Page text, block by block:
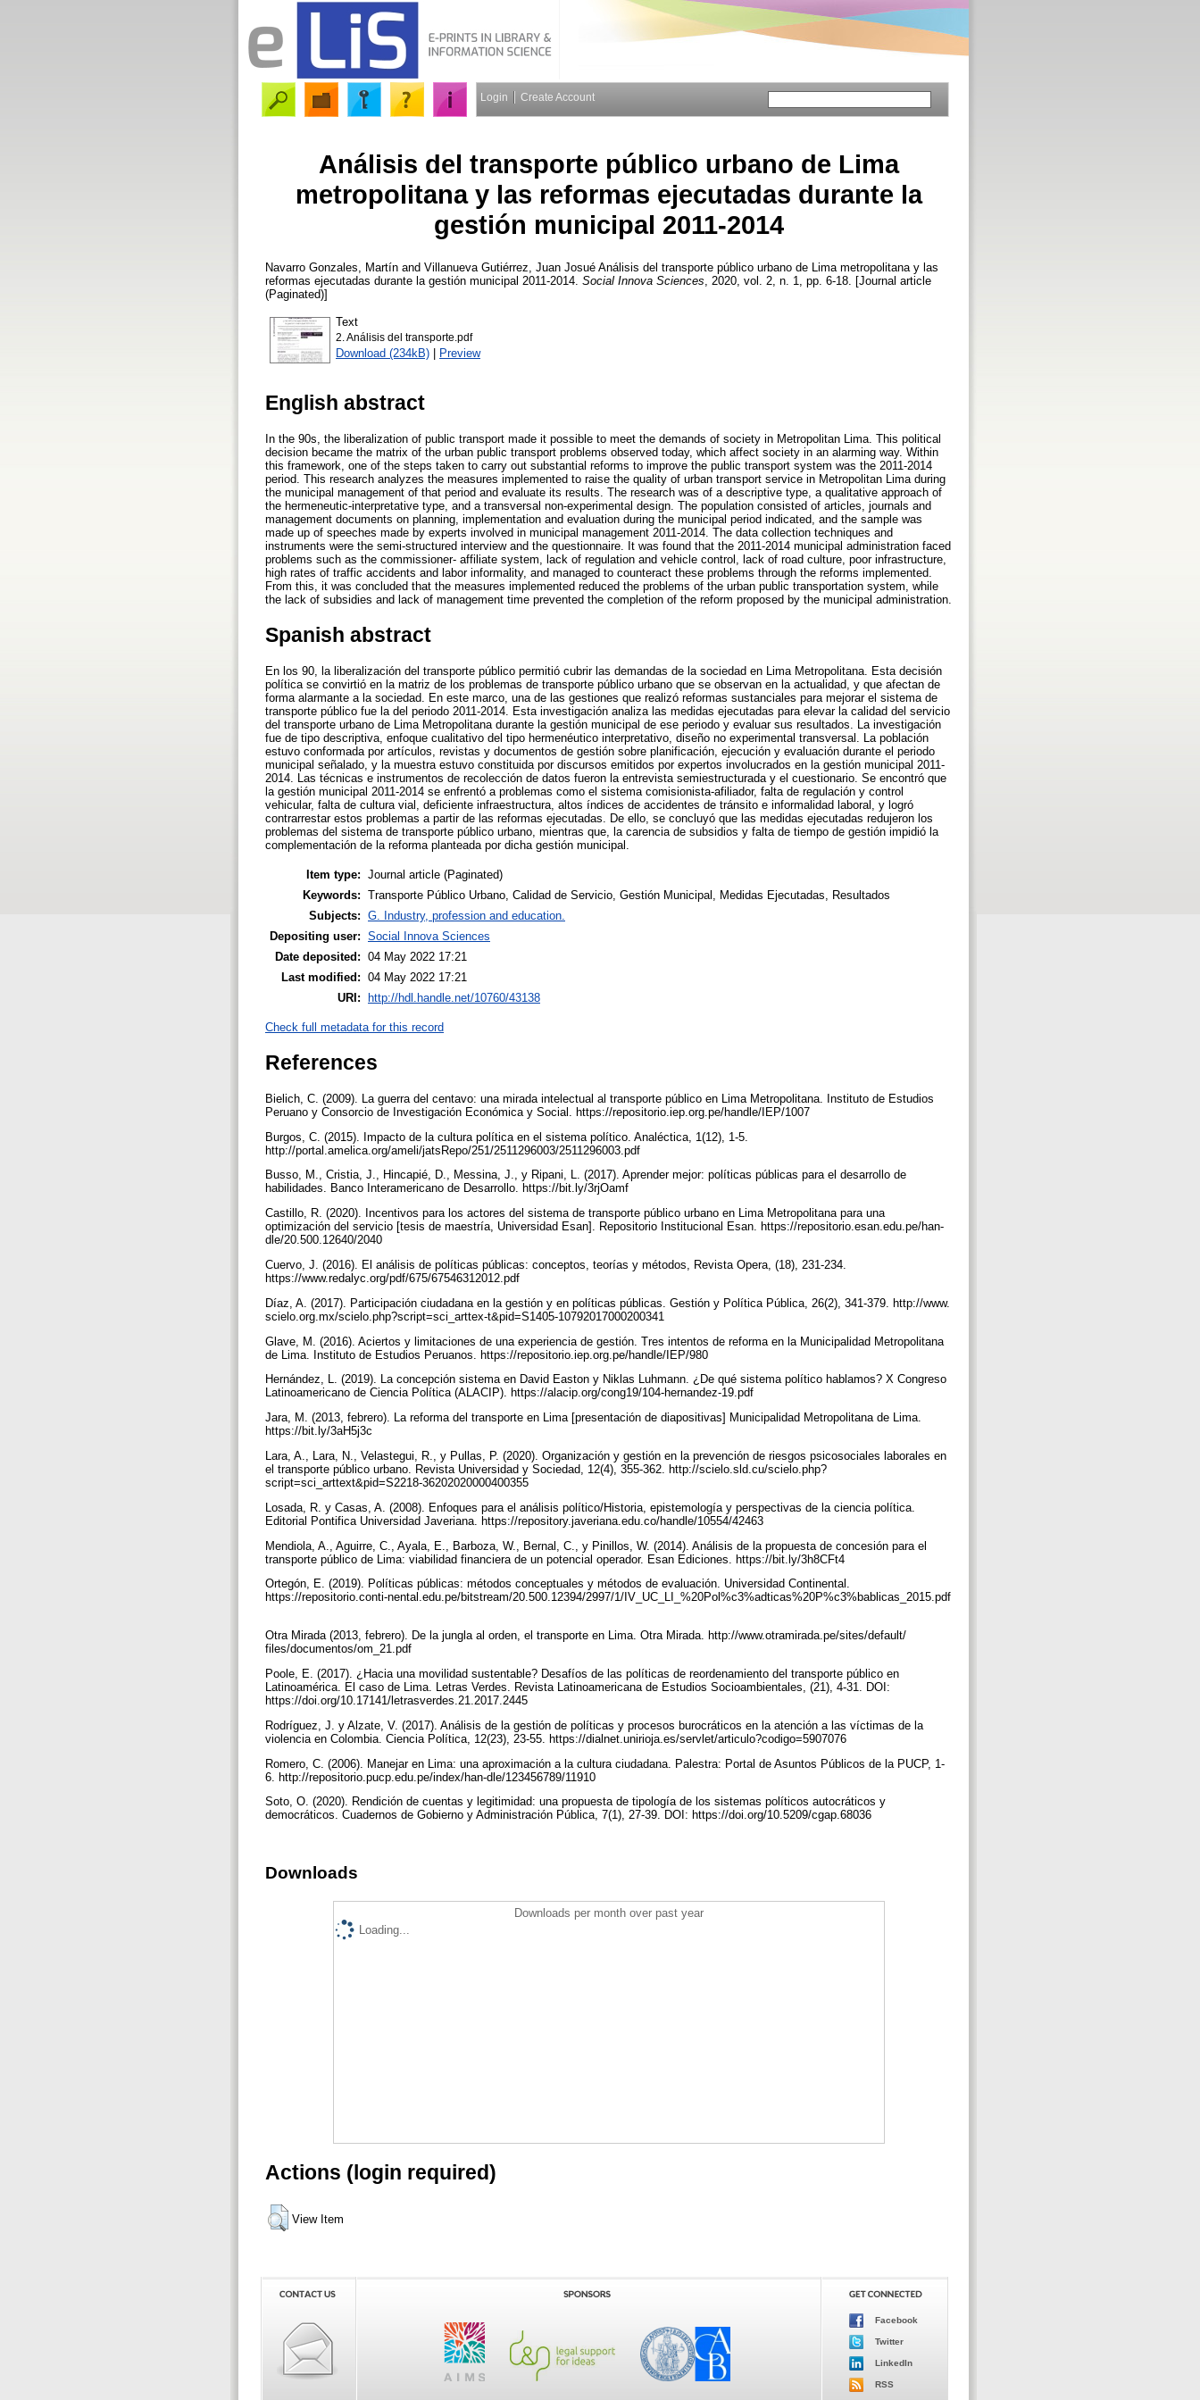
Login Create Account
Análisis del transporte público urbano de Lima
metropolitana y las reformas ejecutadas durante la
gestión municipal 2011-2014
Navarro Gonzales, Martín and Villanueva Gutiérrez, Juan Josué Análisis del transporte público urbano de Lima metropolitana y las
reformas ejecutadas durante la gestión municipal 2011-2014. Social Innova Sciences , 2020, vol. 2, n. 1, pp. 6-18. [Journal article
(Paginated)]
Text
2. Análisis del transporte.pdf
Download (234kB) | Preview
English abstract
In the 90s, the liberalization of public transport made it possible to meet the demands of society in Metropolitan Lima. This political
decision became the matrix of the urban public transport problems observed today, which affect society in an alarming way. Within
this framework, one of the steps taken to carry out substantial reforms to improve the public transport system was the 2011-2014
period. This research analyzes the measures implemented to raise the quality of urban transport service in Metropolitan Lima during
the municipal management of that period and evaluate its results. The research was of a descriptive type, a qualitative approach of
the hermeneutic-interpretative type, and a transversal non-experimental design. The population consisted of articles, journals and
management documents on planning, implementation and evaluation during the municipal period indicated, and the sample was
made up of speeches made by experts involved in municipal management 2011-2014. The data collection techniques and
instruments were the semi-structured interview and the questionnaire. It was found that the 2011-2014 municipal administration faced
problems such as the commissioner- affiliate system, lack of regulation and vehicle control, lack of road culture, poor infrastructure,
high rates of traffic accidents and labor informality, and managed to counteract these problems through the reforms implemented.
From this, it was concluded that the measures implemented reduced the problems of the urban public transportation system, while
the lack of subsidies and lack of management time prevented the completion of the reform proposed by the municipal administration.
Spanish abstract
En los 90, la liberalización del transporte público permitió cubrir las demandas de la sociedad en Lima Metropolitana. Esta decisión
política se convirtió en la matriz de los problemas de transporte público urbano que se observan en la actualidad, y que afectan de
forma alarmante a la sociedad. En este marco, una de las gestiones que realizó reformas sustanciales para mejorar el sistema de
transporte público fue la del periodo 2011-2014. Esta investigación analiza las medidas ejecutadas para elevar la calidad del servicio
del transporte urbano de Lima Metropolitana durante la gestión municipal de ese periodo y evaluar sus resultados. La investigación
fue de tipo descriptiva, enfoque cualitativo del tipo hermenéutico interpretativo, diseño no experimental transversal. La población
estuvo conformada por artículos, revistas y documentos de gestión sobre planificación, ejecución y evaluación durante el periodo
municipal señalado, y la muestra estuvo constituida por discursos emitidos por expertos involucrados en la gestión municipal 2011-
2014. Las técnicas e instrumentos de recolección de datos fueron la entrevista semiestructurada y el cuestionario. Se encontró que
la gestión municipal 2011-2014 se enfrentó a problemas como el sistema comisionista-afiliador, falta de regulación y control
vehicular, falta de cultura vial, deficiente infraestructura, altos índices de accidentes de tránsito e informalidad laboral, y logró
contrarrestar estos problemas a partir de las reformas ejecutadas. De ello, se concluyó que las medidas ejecutadas redujeron los
problemas del sistema de transporte público urbano, mientras que, la carencia de subsidios y falta de tiempo de gestión impidió la
complementación de la reforma planteada por dicha gestión municipal.
Item type: Journal article (Paginated)
Keywords: Transporte Público Urbano, Calidad de Servicio, Gestión Municipal, Medidas Ejecutadas, Resultados
Subjects: G. Industry, profession and education.
Depositing user: Social Innova Sciences
Date deposited: 04 May 2022 17:21
Last modified: 04 May 2022 17:21
URI:
http://hdl.handle.net/10760/43138
Check full metadata for this record
References
Bielich, C. (2009). La guerra del centavo: una mirada intelectual al transporte público en Lima Metropolitana. Instituto de Estudios
Peruano y Consorcio de Investigación Económica y Social. https://repositorio.iep.org.pe/handle/IEP/1007
Burgos, C. (2015). Impacto de la cultura política en el sistema político. Analéctica, 1(12), 1-5.
http://portal.amelica.org/ameli/jatsRepo/251/2511296003/2511296003.pdf
Busso, M., Cristia, J., Hincapié, D., Messina, J., y Ripani, L. (2017). Aprender mejor: políticas públicas para el desarrollo de
habilidades. Banco Interamericano de Desarrollo. https://bit.ly/3rjOamf
Castillo, R. (2020). Incentivos para los actores del sistema de transporte público urbano en Lima Metropolitana para una
optimización del servicio [tesis de maestría, Universidad Esan]. Repositorio Institucional Esan. https://repositorio.esan.edu.pe/han-
dle/20.500.12640/2040
Cuervo, J. (2016). El análisis de políticas públicas: conceptos, teorías y métodos, Revista Opera, (18), 231-234.
https://www.redalyc.org/pdf/675/67546312012.pdf
Díaz, A. (2017). Participación ciudadana en la gestión y en políticas públicas. Gestión y Política Pública, 26(2), 341-379. http://www.
scielo.org.mx/scielo.php?script=sci_arttex-t&pid=S1405-10792017000200341
Glave, M. (2016). Aciertos y limitaciones de una experiencia de gestión. Tres intentos de reforma en la Municipalidad Metropolitana
de Lima. Instituto de Estudios Peruanos. https://repositorio.iep.org.pe/handle/IEP/980
Hernández, L. (2019). La concepción sistema en David Easton y Niklas Luhmann. ¿De qué sistema político hablamos? X Congreso
Latinoamericano de Ciencia Política (ALACIP). https://alacip.org/cong19/104-hernandez-19.pdf
Jara, M. (2013, febrero). La reforma del transporte en Lima [presentación de diapositivas] Municipalidad Metropolitana de Lima.
https://bit.ly/3aH5j3c
Lara, A., Lara, N., Velastegui, R., y Pullas, P. (2020). Organización y gestión en la prevención de riesgos psicosociales laborales en
el transporte público urbano. Revista Universidad y Sociedad, 12(4), 355-362. http://scielo.sld.cu/scielo.php?
script=sci_arttext&pid=S2218-36202020000400355
Losada, R. y Casas, A. (2008). Enfoques para el análisis político/Historia, epistemología y perspectivas de la ciencia política.
Editorial Pontifica Universidad Javeriana. https://repository.javeriana.edu.co/handle/10554/42463
Mendiola, A., Aguirre, C., Ayala, E., Barboza, W., Bernal, C., y Pinillos, W. (2014). Análisis de la propuesta de concesión para el
transporte público de Lima: viabilidad financiera de un potencial operador. Esan Ediciones. https://bit.ly/3h8CFt4
Ortegón, E. (2019). Políticas públicas: métodos conceptuales y métodos de evaluación. Universidad Continental.
https://repositorio.conti-nental.edu.pe/bitstream/20.500.12394/2997/1/IV_UC_LI_%20Pol%c3%adticas%20P%c3%bablicas_2015.pdf
Otra Mirada (2013, febrero). De la jungla al orden, el transporte en Lima. Otra Mirada. http://www.otramirada.pe/sites/default/
files/documentos/om_21.pdf
Poole, E. (2017). ¿Hacia una movilidad sustentable? Desafíos de las políticas de reordenamiento del transporte público en
Latinoamérica. El caso de Lima. Letras Verdes. Revista Latinoamericana de Estudios Socioambientales, (21), 4-31. DOI:
https://doi.org/10.17141/letrasverdes.21.2017.2445
Rodríguez, J. y Alzate, V. (2017). Análisis de la gestión de políticas y procesos burocráticos en la atención a las víctimas de la
violencia en Colombia. Ciencia Política, 12(23), 23-55. https://dialnet.unirioja.es/servlet/articulo?codigo=5907076
Romero, C. (2006). Manejar en Lima: una aproximación a la cultura ciudadana. Palestra: Portal de Asuntos Públicos de la PUCP, 1-
6. http://repositorio.pucp.edu.pe/index/han-dle/123456789/11910
Soto, O. (2020). Rendición de cuentas y legitimidad: una propuesta de tipología de los sistemas políticos autocráticos y
democráticos. Cuadernos de Gobierno y Administración Pública, 7(1), 27-39. DOI: https://doi.org/10.5209/cgap.68036
Downloads
Downloads per month over past year
Loading...
Actions (login required)
View Item
Facebook
Twitter
LinkedIn
RSS